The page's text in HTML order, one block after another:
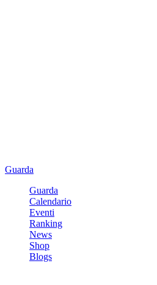
Guarda
Guarda
Calendario
Eventi
Ranking
News
Shop
Blogs